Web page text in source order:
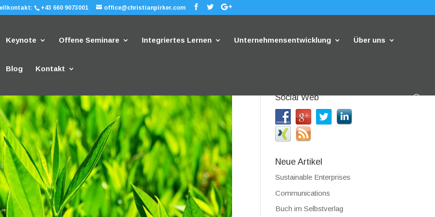
+43 660 9073001 office@christianpirker.com
Keynote Offene Seminare Integriertes Lernen Unternehmensentwicklung Über uns
Blog Kontakt
Social Web
Neue Artikel
Sustainable Enterprises
Communications
Buch im Selbstverlag